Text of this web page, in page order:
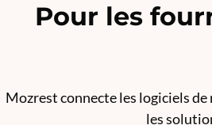
Pour les
Mozrest connecte les logiciels de
les